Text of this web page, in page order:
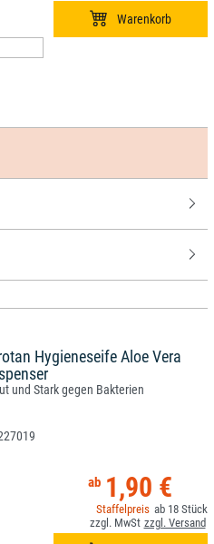
Hygieneseife Aloe Vera
und Stark gegen Bakterien
1,90 €
18